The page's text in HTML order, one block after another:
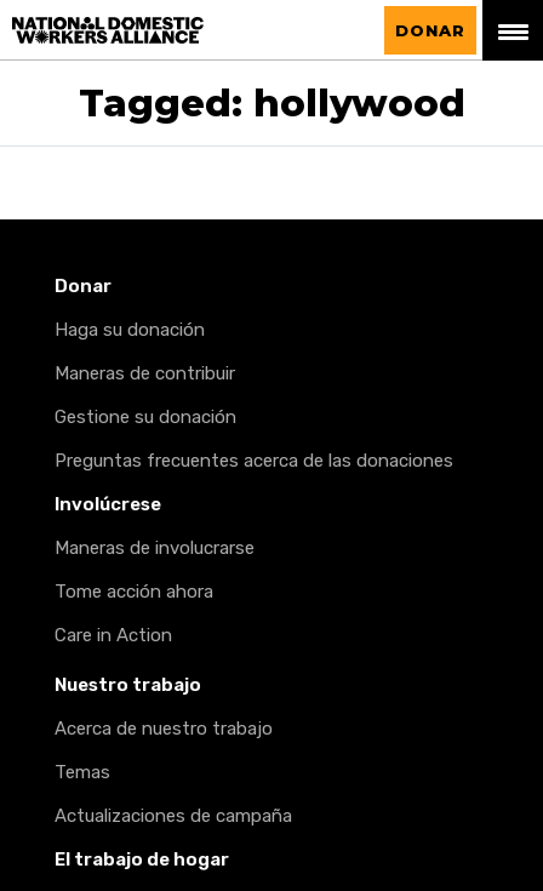
La Alianza Nacional de Trabajadoras del
Hogar
DONAR
Tagged: hollywood
Donar
Haga su donación
Maneras de contribuir
Gestione su donación
Preguntas frecuentes acerca de las donaciones
Involúcrese
Maneras de involucrarse
Tome acción ahora
Care in Action
Nuestro trabajo
Acerca de nuestro trabajo
Temas
Actualizaciones de campaña
El trabajo de hogar